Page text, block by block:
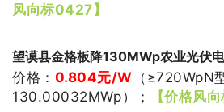
风向标0427】
望谟县金格板降130MWp农业光伏
价格： 0.804元/W （≥720WpN
130.00032MWp） ； 【价格风